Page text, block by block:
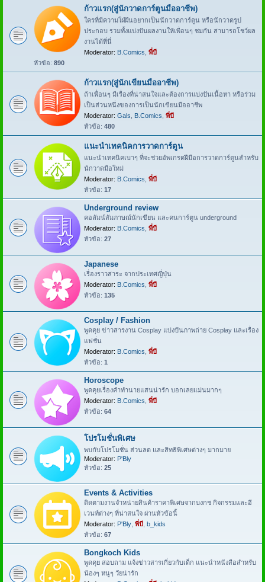
ก้าวแรก(สู่นักวาดการ์ตูนมืออาชีพ)
ใครที่มีความใฝ่ฝันอยากเป็นนักวาดการ์ตูน หรือนักวาดรูป
ประกอบ รวมทั้งแบ่งปันผลงานให้เพื่อนๆ ชมกัน สามารถโชว์ผล
งานได้ที่นี่
Moderator: B.Comics พี่บี
หัวข้อ: 890
ก้าวแรก(สู่นักเขียนมืออาชีพ)
ถ้าเพื่อนๆ มีเรื่องที่น่าสนใจและต้องการแบ่งปันเนื้อหา หรือร่วม
เป็นส่วนหนึ่งของการเป็นนักเขียนมืออาชีพ
Moderator: Gals B.Comics พี่บี
หัวข้อ: 480
แนะนำเทคนิคการวาดการ์ตูน
แนะนำเทคนิคเบาๆ ที่จะช่วยอัพเกรดฝีมือการวาดการ์ตูนสำหรับ
นักวาดมือใหม่
Moderator: B.Comics พี่บี
หัวข้อ: 17
Underground review
คอลัมน์สัมภาษณ์นักเขียน และคนการ์ตูน underground
Moderator: B.Comics พี่บี
หัวข้อ: 27
Japanese
เรื่องราวสาระ จากประเทศญี่ปุ่น
Moderator: B.Comics พี่บี
หัวข้อ: 135
Cosplay / Fashion
พูดคุย ข่าวสารงาน Cosplay แบ่งปันภาพถ่าย Cosplay และเรื่อง
แฟชั่น
Moderator: B.Comics พี่บี
หัวข้อ: 1
Horoscope
พูดคุยเรื่องคำทำนายแสนน่ารัก บอกเลยแม่นมากๆ
Moderator: B.Comics พี่บี
หัวข้อ: 64
โปรโมชั่นพิเศษ
พบกับโปรโมชั่น ส่วนลด และสิทธิพิเศษต่างๆ มากมาย
Moderator: P'Bly
หัวข้อ: 25
Events & Activities
ติดตามงานจำหน่ายสินค้าราคาพิเศษจากบงกช กิจกรรมและอี
เวนท์ต่างๆ ที่น่าสนใจ ผ่านหัวข้อนี้
Moderator: P'Bly พี่บี b_kids
หัวข้อ: 67
Bongkoch Kids
พูดคุย สอบถาม แจ้งข่าวสารเกี่ยวกับเด็ก แนะนำหนังสือสำหรับ
น้องๆ หนูๆ วัยน่ารัก